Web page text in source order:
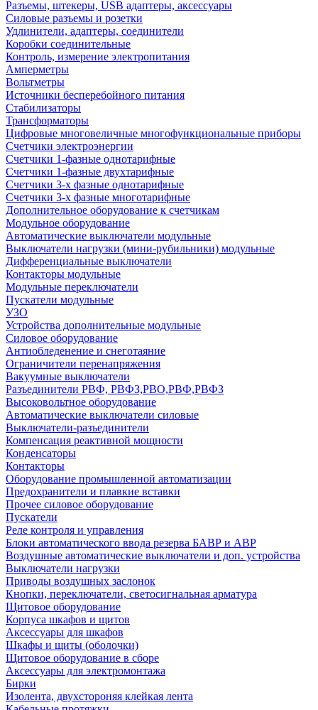
Разъемы, штекеры, USB адаптеры, аксессуары
Силовые разъемы и розетки
Удлинители, адаптеры, соединители
Коробки соединительные
Контроль, измерение электропитания
Амперметры
Вольтметры
Источники бесперебойного питания
Стабилизаторы
Трансформаторы
Цифровые многовеличные многофункциональные приборы
Счетчики электроэнергии
Счетчики 1-фазные однотарифные
Счетчики 1-фазные двухтарифные
Счетчики 3-х фазные однотарифные
Счетчики 3-х фазные многотарифные
Дополнительное оборудование к счетчикам
Модульное оборудование
Автоматические выключатели модульные
Выключатели нагрузки (мини-рубильники) модульные
Дифференциальные выключатели
Контакторы модульные
Модульные переключатели
Пускатели модульные
УЗО
Устройства дополнительные модульные
Силовое оборудование
Антиобледенение и снеготаяние
Ограничители перенапряжения
Вакуумные выключатели
Разъединители РВФ, РВФЗ,РВО,РВФ,РВФЗ
Высоковольтное оборудование
Автоматические выключатели cиловые
Выключатели-разъединители
Компенсация реактивной мощности
Конденсаторы
Контакторы
Оборудование промышленной автоматизации
Предохранители и плавкие вставки
Прочее силовое оборудование
Пускатели
Реле контроля и управления
Блоки автоматического ввода резерва БАВР и АВР
Воздушные автоматические выключатели и доп. устройства
Выключатели нагрузки
Приводы воздушных заслонок
Кнопки, переключатели, светосигнальная арматура
Щитовое оборудование
Корпуса шкафов и щитов
Аксессуары для шкафов
Шкафы и щиты (оболочки)
Щитовое оборудование в сборе
Аксессуары для электромонтажа
Бирки
Изолента, двухстороняя клейкая лента